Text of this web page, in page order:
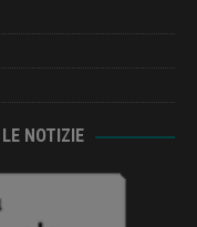
NOTIZIE